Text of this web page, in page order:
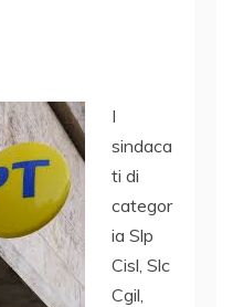
I
sindaca
ti di
categor
ia Slp
Cisl, Slc
Cgil,